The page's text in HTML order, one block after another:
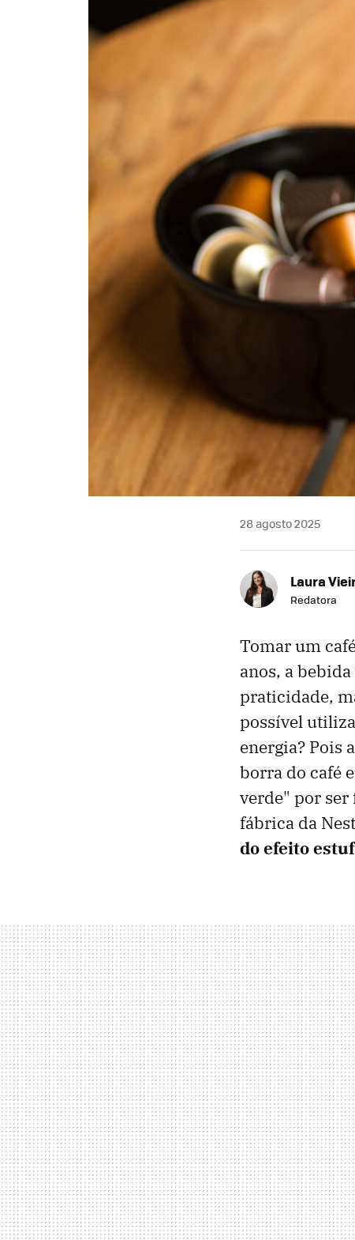
28 agosto 2025
Laura
Redatora
Tomar um
anos, a
praticidade,
possível
energia? Pois
borra do café
verde" por ser
fábrica da
do efeito